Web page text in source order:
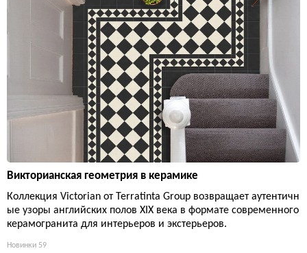
Викторианская геометрия в керамике
Коллекция Victorian от Terratinta Group возвращает аутентичн
ые узоры английских полов XIX века в формате современного
керамогранита для интерьеров и экстерьеров.
Новинки 59